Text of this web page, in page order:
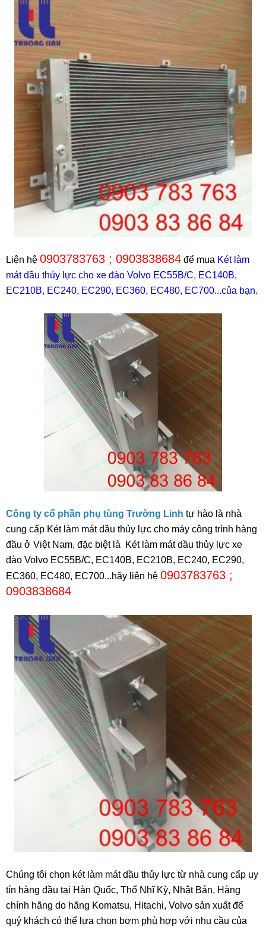
Liên hệ 0903783763 ; 0903838684 để mua Két làm
mát dầu thủy lực cho xe đào Volvo EC55B/C, EC140B,
EC210B, EC240, EC290, EC360, EC480, EC700...của bạn.
Công ty cổ phần phụ tùng Trường Linh tự hào là nhà
cung cấp Két làm mát dầu thủy lực cho máy công trình hàng
đầu ở Việt Nam, đặc biệt là Két làm mát dầu thủy lực xe
đào Volvo EC55B/C, EC140B, EC210B, EC240, EC290,
EC360, EC480, EC700...hãy liên hệ 0903783763 ;
0903838684
Chúng tôi chọn két làm mát dầu thủy lực từ nhà cung cấp uy
tín hàng đầu tại Hàn Quốc, Thổ Nhĩ Kỳ, Nhật Bản, Hàng
chính hãng do hãng Komatsu, Hitachi, Volvo sản xuất để
quý khách có thể lựa chọn bơm phù hợp với nhu cầu của